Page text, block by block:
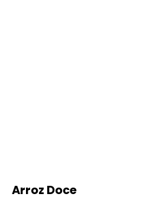
Arroz Doce